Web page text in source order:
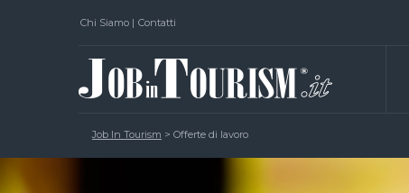
Chi Siamo | Contatti
Job In Tourism > Offerte di lavoro